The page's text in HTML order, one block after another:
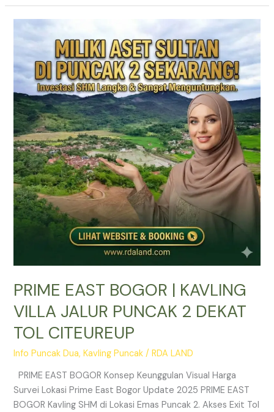
PRIME EAST BOGOR | KAVLING
VILLA JALUR PUNCAK 2 DEKAT
TOL CITEUREUP
Info Puncak Dua,Kavling Puncak /RDA LAND
PRIME EAST BOGOR Konsep Keunggulan Visual Harga
Survei Lokasi Prime East Bogor Update 2025 PRIME EAST
BOGOR Kavling SHM di Lokasi Emas Puncak 2. Akses Exit Tol
EAST
BOGOR
|
KAVLING
VILLA
JALUR
PUNCAK
2
DEKAT
TOL
CITEUREUP